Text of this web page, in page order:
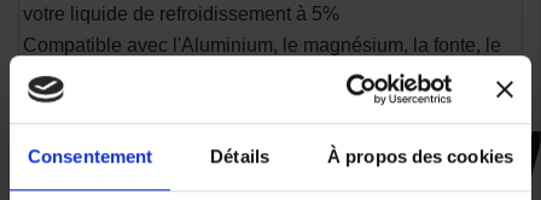
Consentement Détails À propos des cookies
votre liquide de refroidissement à 5%
Compatible avec l'Aluminium, le magnésium, la fonte, le
cuivre, le laiton, le bronze...
CES PRODUITS SONT